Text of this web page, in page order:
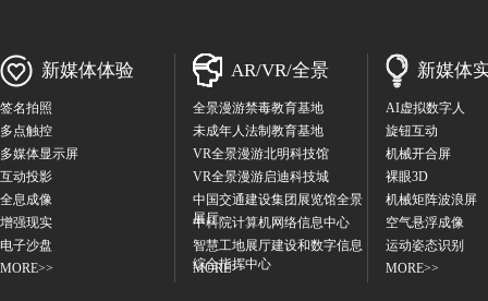
新媒体体验
签名拍照
多点触控
多媒体显示屏
互动投影
全息成像
增强现实
电子沙盘
MORE>>
AR/VR/全景
全景漫游禁毒教育基地
未成年人法制教育基地
VR全景漫游北明科技馆
VR全景漫游启迪科技城
中国交通建设集团展览馆全景
展厅
中科院计算机网络信息中心
智慧工地展厅建设和数字信息
综合指挥中心
MORE>>
新媒体
AI虚拟数字人
旋钮互动
机械开合屏
裸眼3D
机械矩阵波浪屏
空气悬浮成像
运动姿态识别
MORE>>